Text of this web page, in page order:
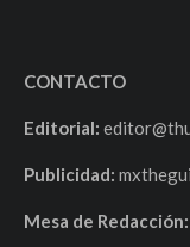
CONTACTO
Editorial:
Publicidad:
Mesa de Redacción: